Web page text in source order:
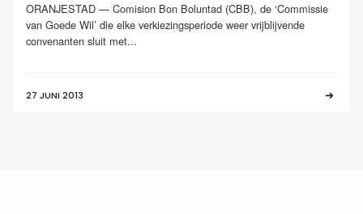
ORANJESTAD — Comision Bon Boluntad (CBB), de ‘Commissie
van Goede Wil’ die elke verkiezingsperiode weer vrijblijvende
convenanten sluit met...
27 JUNI 2013